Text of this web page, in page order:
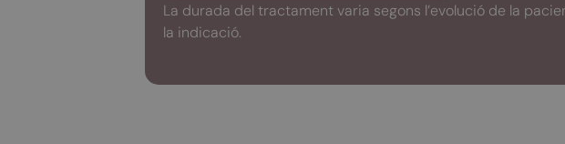
La durada del tractament varia segons l’evolució de la
la indicació.